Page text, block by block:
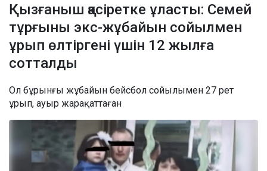
Қызғаныш қасіретке ұласты: Семей
тұрғыны экс-жұбайын сойылмен
ұрып өлтіргені үшін 12 жылға
сотталды
Ол бұрынғы жұбайын бейсбол сойылымен 27 рет
ұрып, ауыр жарақаттаған